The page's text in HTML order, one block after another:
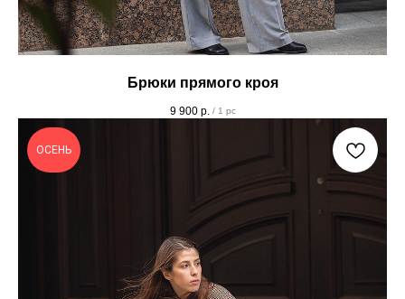
Брюки прямого кроя
9 900 р. / 1 pc
ОСЕНЬ